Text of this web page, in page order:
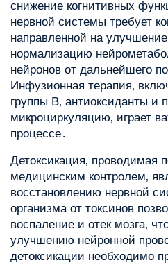
снижение когнитивных
нервной системы требует
направленной на
нормализацию
нейронов от дальнейшего
Инфузионная терапия‚
группы B‚ антиоксиданты
микроциркуляцию‚ играет
процессе․
Детоксикация‚ проводимая
медицинским контролем‚
восстановлению нервной
организма от токсинов
воспаление и отек мозга‚
улучшению нейронной
детоксикации необходимо